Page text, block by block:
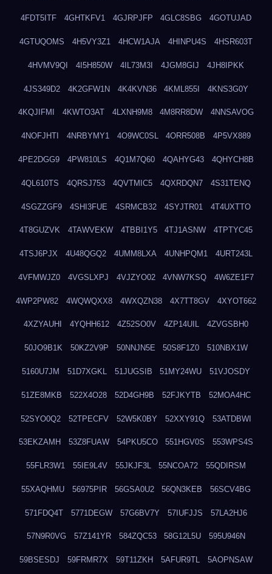
4FDT5ITF 4GHTKFV1 4GJRPJFP 4GLC8SBG 4GOTUJAD
4GTUQOMS 4H5VY3Z1 4HCW1AJA 4HINPU4S 4HSR603T
4HVMV9QI 4I5H850W 4IL73M3I 4JGM8GIJ 4JH8IPKK
4JS349D2 4K2GFW1N 4K4KVN36 4KML855I 4KNS3G0Y
4KQJIFMI 4KWTO3AT 4LXNH9M8 4M8RR8DW 4NNSAVOG
4NOFJHTI 4NRBYMY1 4O9WC0SL 4ORR508B 4P5VX889
4PE2DGG9 4PW810LS 4Q1M7Q60 4QAHYG43 4QHYCH8B
4QL610TS 4QRSJ753 4QVTMIC5 4QXRDQN7 4S31TENQ
4SGZZGF9 4SHI3FUE 4SRMCB32 4SYJTR01 4T4UXTTO
4T8GUZVK 4TAWVEKW 4TBBI1Y5 4TJ1ASNW 4TPTYC45
4TSJ6PJX 4U48QGQ2 4UMM8LXA 4UNHPQM1 4URT243L
4VFMWJZ0 4VGSLXPJ 4VJZYO02 4VNW7KSQ 4W6ZE1F7
4WP2PW82 4WQWQXX8 4WXQZN38 4X7TT8GV 4XYOT662
4XZYAUHI 4YQHH612 4Z52SO0V 4ZP14UIL 4ZVGSBH0
50JO9B1K 50KZ2V9P 50NNJN5E 50S8F1Z0 510NBX1W
5160U7JM 51D7XGKL 51JUGSIB 51MY24WU 51VJOSDY
51ZE8MKB 522X4O28 52D4GH9B 52FJKYTB 52MOA4HC
52SYO0Q2 52TPECFV 52W5K0BY 52XXY91Q 53ATDBWI
53EKZAMH 53Z8FUAW 54PKU5CO 551HGV0S 553WPS4S
55FLR3W1 55IE9L4V 55JKJF3L 55NCOA72 55QDIRSM
55XAQHMU 56975PIR 56GSA0U2 56QN3KEB 56SCV4BG
571FDQ4T 5771DEGW 57G6BV7Y 57IUFJJS 57LA2HJ6
57N9R0VG 57Z141YR 584ZQC53 58G12L5U 595U946N
59BSESDJ 59FRMR7X 59T11ZKH 5AFUR9TL 5AOPNSAW